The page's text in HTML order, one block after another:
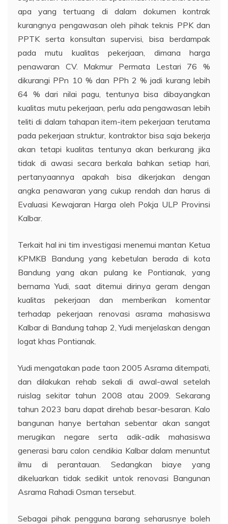
apa yang tertuang di dalam dokumen kontrak
kurangnya pengawasan oleh pihak teknis PPK dan
PPTK serta konsultan supervisi, bisa berdampak
pada mutu kualitas pekerjaan, dimana harga
penawaran CV. Makmur Permata Lestari 76 %
dikurangi PPn 10 % dan PPh 2 % jadi kurang lebih
64 % dari nilai pagu, tentunya bisa dibayangkan
kualitas mutu pekerjaan, perlu ada pengawasan lebih
teliti di dalam tahapan item-item pekerjaan terutama
pada pekerjaan struktur, kontraktor bisa saja bekerja
akan tetapi kualitas tentunya akan berkurang jika
tidak di awasi secara berkala bahkan setiap hari,
pertanyaannya apakah bisa dikerjakan dengan
angka penawaran yang cukup rendah dan harus di
Evaluasi Kewajaran Harga oleh Pokja ULP Provinsi
Kalbar.
Terkait hal ini tim investigasi menemui mantan Ketua
KPMKB Bandung yang kebetulan berada di kota
Bandung yang akan pulang ke Pontianak, yang
bernama Yudi, saat ditemui dirinya geram dengan
kualitas pekerjaan dan memberikan komentar
terhadap pekerjaan renovasi asrama mahasiswa
Kalbar di Bandung tahap 2, Yudi menjelaskan dengan
logat khas Pontianak.
Yudi mengatakan pade taon 2005 Asrama ditempati,
dan dilakukan rehab sekali di awal-awal setelah
ruislag sekitar tahun 2008 atau 2009. Sekarang
tahun 2023 baru dapat direhab besar-besaran. Kalo
bangunan hanye bertahan sebentar akan sangat
merugikan negare serta adik-adik mahasiswa
generasi baru calon cendikia Kalbar dalam menuntut
ilmu di perantauan. Sedangkan biaye yang
dikeluarkan tidak sedikit untok renovasi Bangunan
Asrama Rahadi Osman tersebut.
Sebagai pihak pengguna barang seharusnye boleh